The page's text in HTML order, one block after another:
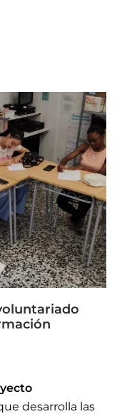
desarrolla las